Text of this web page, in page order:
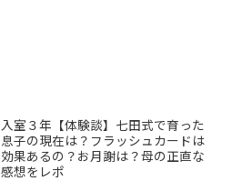
入室３年【体験談】七田式で育った
息子の現在は？フラッシュカードは
効果あるの？お月謝は？母の正直な
感想をレポ